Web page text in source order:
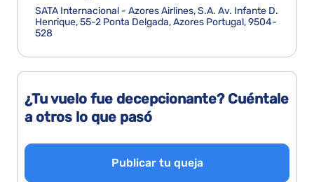
¿Tu vuelo fue decepcionante? Cuéntale
a otros lo que pasó
Publicar tu queja
SATA Internacional - Azores Airlines, S.A. Av. Infante D.
Henrique, 55-2 Ponta Delgada, Azores Portugal, 9504-
528